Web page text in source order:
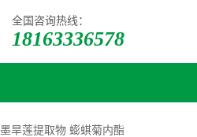
全国咨询热线：
18163336578
墨旱莲提取物 蟛蜞菊内酯